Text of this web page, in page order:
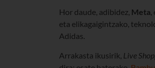
Hor daude, adibidez, Meta
eta elikagaigintzako,
Adidas.
Arrakasta ikusirik, Live